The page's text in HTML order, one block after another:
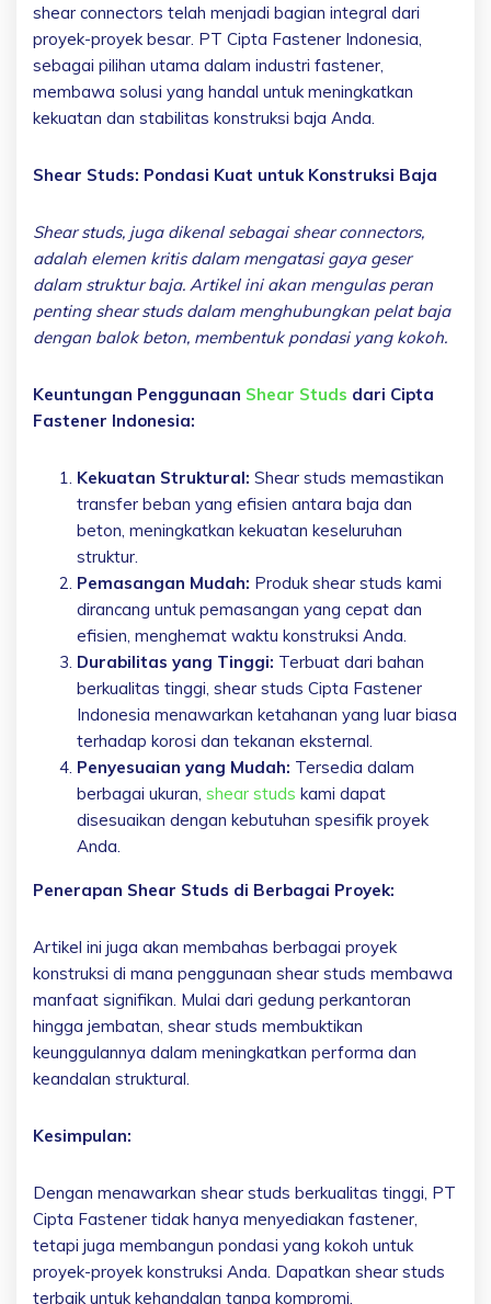
shear connectors telah menjadi bagian integral dari
proyek-proyek besar. PT Cipta Fastener Indonesia,
sebagai pilihan utama dalam industri fastener,
membawa solusi yang handal untuk meningkatkan
kekuatan dan stabilitas konstruksi baja Anda.
Shear Studs: Pondasi Kuat untuk Konstruksi Baja
Shear studs, juga dikenal sebagai shear connectors,
adalah elemen kritis dalam mengatasi gaya geser
dalam struktur baja. Artikel ini akan mengulas peran
penting shear studs dalam menghubungkan pelat baja
dengan balok beton, membentuk pondasi yang kokoh.
Keuntungan Penggunaan Shear Studs dari Cipta
Fastener Indonesia:
Kekuatan Struktural: Shear studs memastikan
transfer beban yang efisien antara baja dan
beton, meningkatkan kekuatan keseluruhan
struktur.
Pemasangan Mudah: Produk shear studs kami
dirancang untuk pemasangan yang cepat dan
efisien, menghemat waktu konstruksi Anda.
Durabilitas yang Tinggi: Terbuat dari bahan
berkualitas tinggi, shear studs Cipta Fastener
Indonesia menawarkan ketahanan yang luar biasa
terhadap korosi dan tekanan eksternal.
Penyesuaian yang Mudah: Tersedia dalam
berbagai ukuran, shear studs kami dapat
disesuaikan dengan kebutuhan spesifik proyek
Anda.
Penerapan Shear Studs di Berbagai Proyek:
Artikel ini juga akan membahas berbagai proyek
konstruksi di mana penggunaan shear studs membawa
manfaat signifikan. Mulai dari gedung perkantoran
hingga jembatan, shear studs membuktikan
keunggulannya dalam meningkatkan performa dan
keandalan struktural.
Kesimpulan:
Dengan menawarkan shear studs berkualitas tinggi, PT
Cipta Fastener tidak hanya menyediakan fastener,
tetapi juga membangun pondasi yang kokoh untuk
proyek-proyek konstruksi Anda. Dapatkan shear studs
terbaik untuk kehandalan tanpa kompromi.